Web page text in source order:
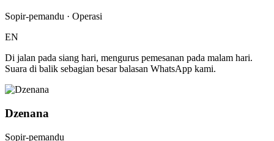
Sopir-pemandu · Operasi
EN
Di jalan pada siang hari, mengurus pemesanan pada malam hari.
Suara di balik sebagian besar balasan WhatsApp kami.
Dzenana
Sopir-pemandu